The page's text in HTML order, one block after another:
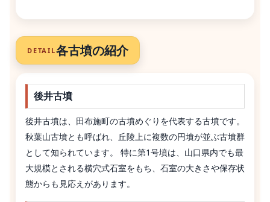
DETAIL各古墳の紹介
後井古墳
後井古墳は、田布施町の古墳めぐりを代表する古墳です。
秋葉山古墳とも呼ばれ、丘陵上に複数の円墳が並ぶ古墳群
として知られています。 特に第1号墳は、山口県内でも最
大規模とされる横穴式石室をもち、石室の大きさや保存状
態からも見応えがあります。